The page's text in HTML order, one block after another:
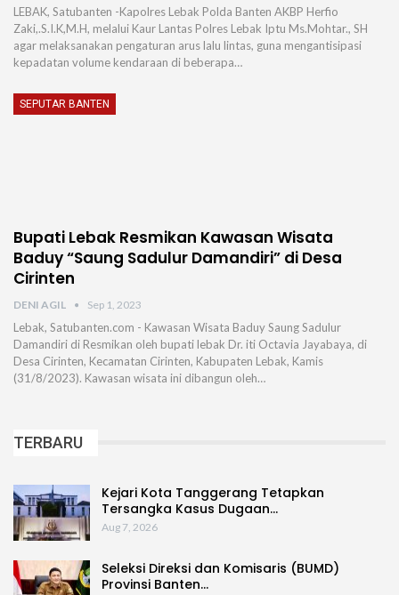
LEBAK, Satubanten -Kapolres Lebak Polda Banten AKBP Herfio
Zaki,.S.I.K,M.H, melalui Kaur Lantas Polres Lebak Iptu Ms.Mohtar., SH
agar melaksanakan pengaturan arus lalu lintas, guna mengantisipasi
kepadatan volume kendaraan di beberapa…
SEPUTAR BANTEN
Bupati Lebak Resmikan Kawasan Wisata
Baduy “Saung Sadulur Damandiri” di Desa
Cirinten
DENI AGIL Sep 1, 2023
Lebak, Satubanten.com - Kawasan Wisata Baduy Saung Sadulur
Damandiri di Resmikan oleh bupati lebak Dr. iti Octavia Jayabaya, di
Desa Cirinten, Kecamatan Cirinten, Kabupaten Lebak, Kamis
(31/8/2023). Kawasan wisata ini dibangun oleh…
TERBARU
Kejari Kota Tanggerang Tetapkan
Tersangka Kasus Dugaan…
Aug 7, 2026
Seleksi Direksi dan Komisaris (BUMD)
Provinsi Banten…